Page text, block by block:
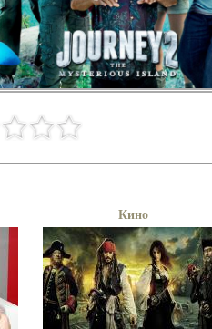
Кино